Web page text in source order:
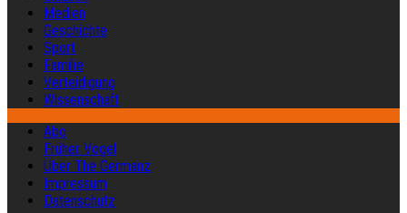
Medien
Geschichte
Sport
Familie
Verteidigung
Wissenschaft
Abo
Früher Vogel
Über The Germanz
Impressum
Datenschutz